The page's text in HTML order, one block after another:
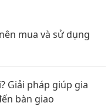
mua và sử dụng
Giải pháp giúp gia
bàn giao